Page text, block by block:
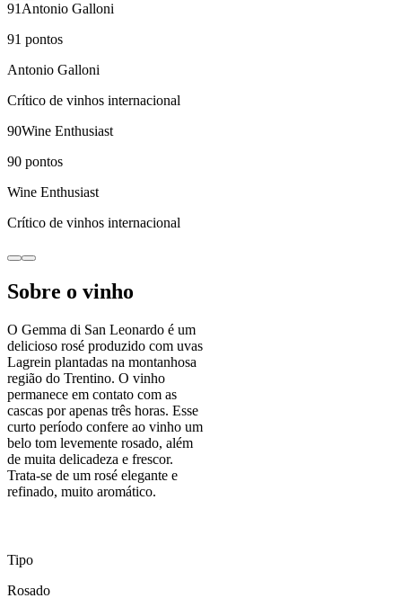
91 Antonio Galloni
91 pontos
Antonio Galloni
Crítico de vinhos internacional
90Wine Enthusiast
90 pontos
Wine Enthusiast
Crítico de vinhos internacional
Sobre o vinho
O Gemma di San Leonardo é um
delicioso rosé produzido com uvas
Lagrein plantadas na montanhosa
região do Trentino. O vinho
permanece em contato com as
cascas por apenas três horas. Esse
curto período confere ao vinho um
belo tom levemente rosado, além
de muita delicadeza e frescor.
Trata-se de um rosé elegante e
refinado, muito aromático.
Tipo
Rosado